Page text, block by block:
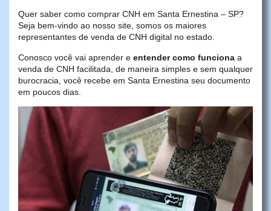
Quer saber como comprar CNH em Santa Ernestina – SP?
Seja bem-vindo ao nosso site, somos os maiores
representantes de venda de CNH digital no estado.
Conosco você vai aprender e entender como funciona a
venda de CNH facilitada, de maneira simples e sem qualquer
burocracia, você recebe em Santa Ernestina seu documento
em poucos dias.